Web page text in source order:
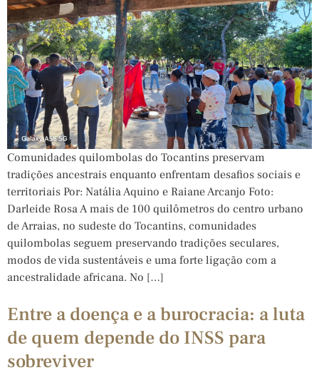
Comunidades quilombolas do Tocantins preservam
tradições ancestrais enquanto enfrentam desafios sociais e
territoriais Por: Natália Aquino e Raiane Arcanjo Foto:
Darleide Rosa A mais de 100 quilômetros do centro urbano
de Arraias, no sudeste do Tocantins, comunidades
quilombolas seguem preservando tradições seculares,
modos de vida sustentáveis e uma forte ligação com a
ancestralidade africana. No […]
Entre a doença e a burocracia: a luta
de quem depende do INSS para
sobreviver